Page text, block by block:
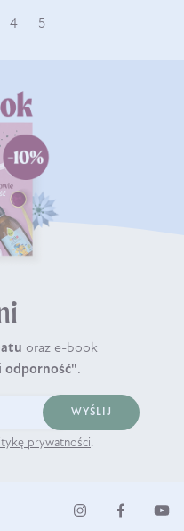
4 5
oraz e-book
odporność".
WYŚLIJ
prywatności.